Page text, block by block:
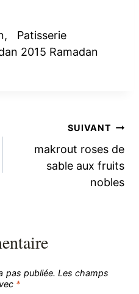
Patisserie
2015 Ramadan
SUIVANT
makrout roses de
sable aux fruits
nobles
pas publiée. Les champs
*